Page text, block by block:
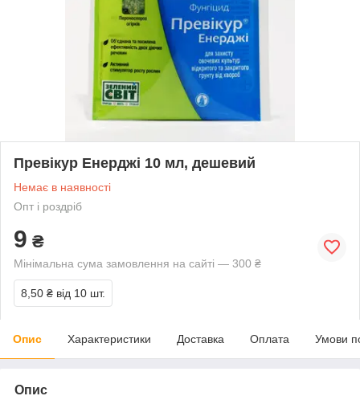
Превікур Енерджі 10 мл, дешевий
Немає в наявності
Опт і роздріб
9 ₴
Мінімальна сума замовлення на сайті — 300 ₴
8,50 ₴ від 10 шт.
Опис Характеристики Доставка Оплата Умови
Опис